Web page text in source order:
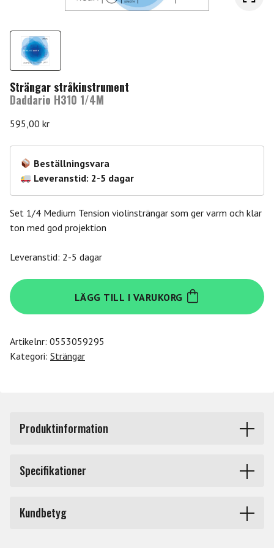
Strängar stråkinstrument
Daddario H310 1/4M
595,00 kr
Beställningsvara
Leveranstid: 2-5 dagar
Set 1/4 Medium Tension violinsträngar som ger varm och klar
ton med god projektion
Leveranstid: 2-5 dagar
Daddario
H310
1/4M
LÄGG TILL I VARUKORG
Artikelnr: 0553059295
Kategori: Strängar
Produktinformation
Helicore har en kärna av ultratunna och finkardeliga
stämningen
bra och producerar en varm och klar ton med god
Specifikationer
Kundbetyg